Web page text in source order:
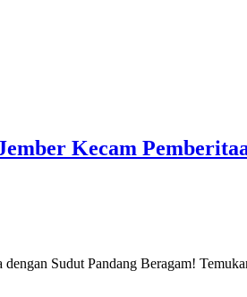
Kecam
dengan Sudut Pandang Beragam!